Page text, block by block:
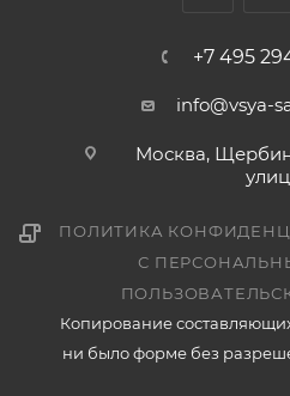
+7 495
info@vsya-
Москва,
ПОЛИТИКА
С
Копирование
ни было форме без